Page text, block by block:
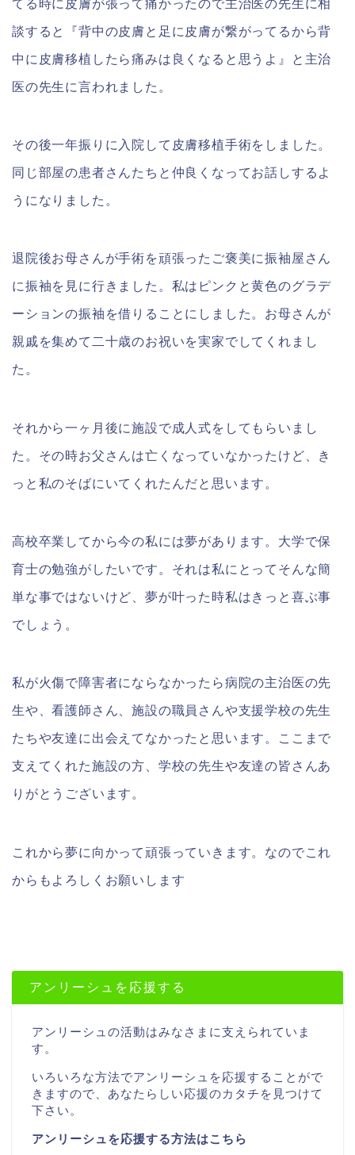
てる時に皮膚が張って痛かったので主治医の先生に相
談すると『背中の皮膚と足に皮膚が繋がってるから背
中に皮膚移植したら痛みは良くなると思うよ』と主治
医の先生に言われました。
その後一年振りに入院して皮膚移植手術をしました。
同じ部屋の患者さんたちと仲良くなってお話しするよ
うになりました。
退院後お母さんが手術を頑張ったご褒美に振袖屋さん
に振袖を見に行きました。私はピンクと黄色のグラデ
ーションの振袖を借りることにしました。お母さんが
親戚を集めて二十歳のお祝いを実家でしてくれまし
た。
それから一ヶ月後に施設で成人式をしてもらいまし
た。その時お父さんは亡くなっていなかったけど、き
っと私のそばにいてくれたんだと思います。
高校卒業してから今の私には夢があります。大学で保
育士の勉強がしたいです。それは私にとってそんな簡
単な事ではないけど、夢が叶った時私はきっと喜ぶ事
でしょう。
私が火傷で障害者にならなかったら病院の主治医の先
生や、看護師さん、施設の職員さんや支援学校の先生
たちや友達に出会えてなかったと思います。ここまで
支えてくれた施設の方、学校の先生や友達の皆さんあ
りがとうございます。
これから夢に向かって頑張っていきます。なのでこれ
からもよろしくお願いします
アンリーシュを応援する
アンリーシュの活動はみなさまに支えられていま
す。
いろいろな方法でアンリーシュを応援することがで
きますので、あなたらしい応援のカタチを見つけて
下さい。
アンリーシュを応援する方法はこちら